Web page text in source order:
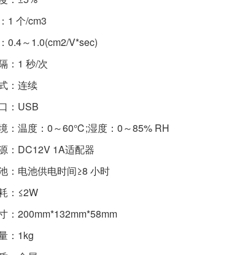
1 个/cm3
0.4～1.0(cm2/V*sec)
：1 秒/次
：连续
：USB
：温度：0～60℃;湿度：0～85% RH
：DC12V 1A适配器
：电池供电时间≥8 小时
：≤2W
：200mm*132mm*58mm
：1kg